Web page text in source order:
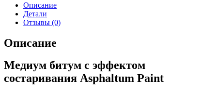
Описание
Детали
Отзывы (0)
Описание
Медиум битум с эффектом
состаривания Asphaltum Paint